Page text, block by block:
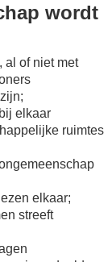
wordt
al of niet met
elkaar
ruimtes
elkaar;
streeft